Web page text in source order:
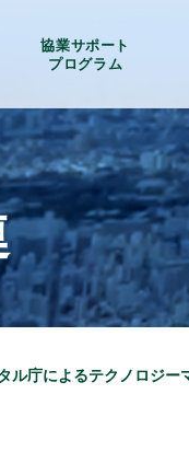
協業サポート
プログラム